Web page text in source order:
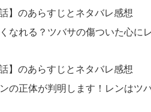
】のあらすじとネタバレ感想
なれる？ツバサの傷ついた心に
】のあらすじとネタバレ感想
の正体が判明します！レンはツ